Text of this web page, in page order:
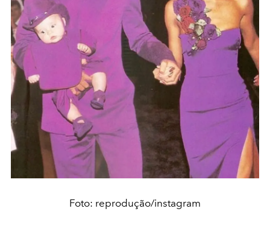
Foto: reprodução/instagram